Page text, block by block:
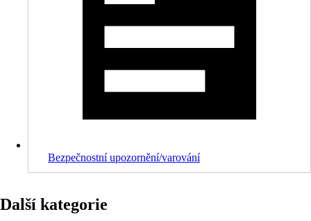
Bezpečnostní upozornění/varování
Další kategorie